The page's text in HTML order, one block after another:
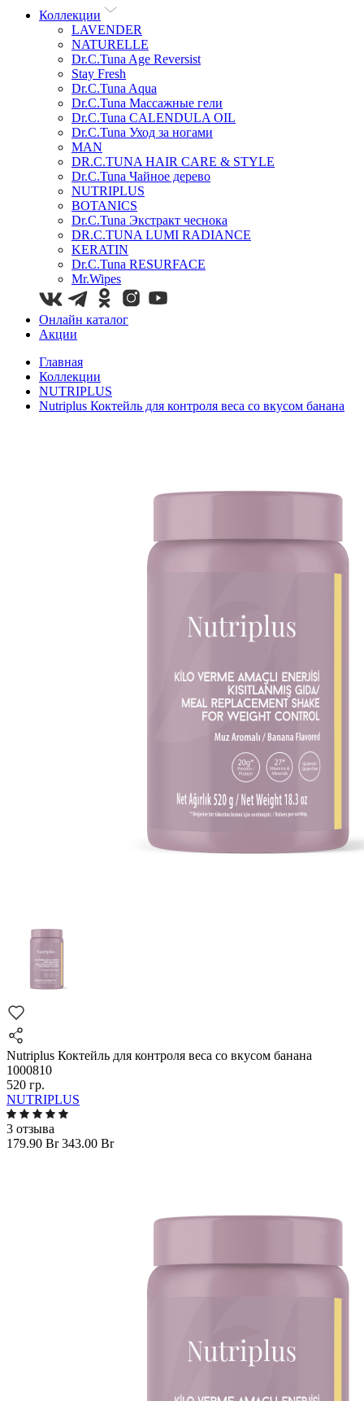
Коллекции
LAVENDER
NATURELLE
Dr.C.Tuna Age Reversist
Stay Fresh
Dr.C.Tuna Aqua
Dr.C.Tuna Массажные гели
Dr.C.Tuna CALENDULA OIL
Dr.C.Tuna Уход за ногами
MAN
DR.C.TUNA HAIR CARE & STYLE
Dr.C.Tuna Чайное дерево
NUTRIPLUS
BOTANICS
Dr.C.Tuna Экстракт чеснока
DR.C.TUNA LUMI RADIANCE
KERATIN
Dr.C.Tuna RESURFACE
Mr.Wipes
Онлайн каталог
Акции
Главная
Коллекции
NUTRIPLUS
Nutriplus Коктейль для контроля веса со вкусом банана
Nutriplus Коктейль для контроля веса со вкусом банана
1000810
520 гр.
NUTRIPLUS
3 отзыва
179.90 Br 343.00 Br